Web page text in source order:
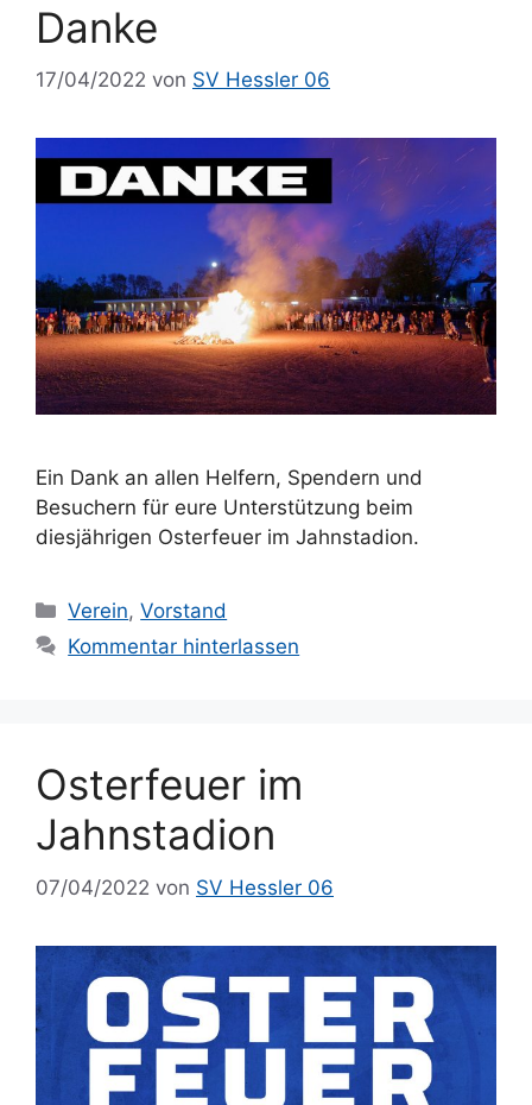
Danke
17/04/2022 von SV Hessler 06
Ein Dank an allen Helfern, Spendern und
Besuchern für eure Unterstützung beim
diesjährigen Osterfeuer im Jahnstadion.
Kategorien
Verein,Vorstand
Kommentar hinterlassen
Osterfeuer im
Jahnstadion
07/04/2022 von SV Hessler 06